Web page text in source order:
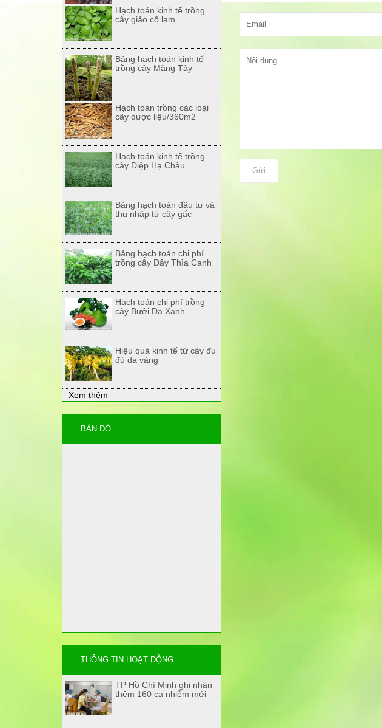
Hạch toán kinh tế trồng
cây giảo cổ lam
Bảng hạch toán kinh tế
trồng cây Măng Tây
Hạch toán trồng các loại
cây dược liệu/360m2
Hạch toán kinh tế trồng
cây Diệp Hạ Châu
Bảng hạch toán đầu tư và
thu nhập từ cây gấc
Bảng hạch toán chi phí
trồng cây Dây Thìa Canh
Hạch toán chi phí trồng
cây Bưởi Da Xanh
Hiệu quả kinh tế từ cây đu
đủ da vàng
Xem thêm
BẢN ĐỒ
THÔNG TIN HOẠT ĐỘNG
TP Hồ Chí Minh ghi nhận
thêm 160 ca nhiễm mới
Gửi